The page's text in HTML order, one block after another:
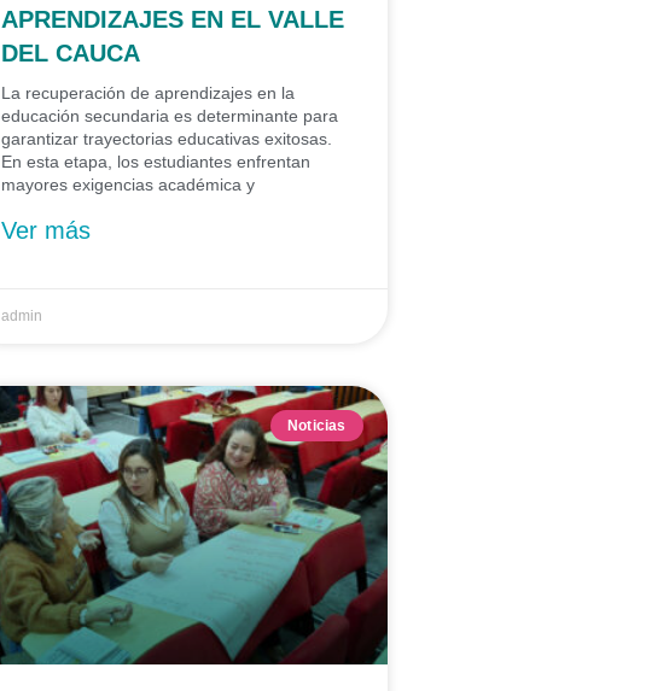
APRENDIZAJES EN EL VALLE
DEL CAUCA
La recuperación de aprendizajes en la
educación secundaria es determinante para
garantizar trayectorias educativas exitosas.
En esta etapa, los estudiantes enfrentan
mayores exigencias académica y
Ver más
admin
Noticias